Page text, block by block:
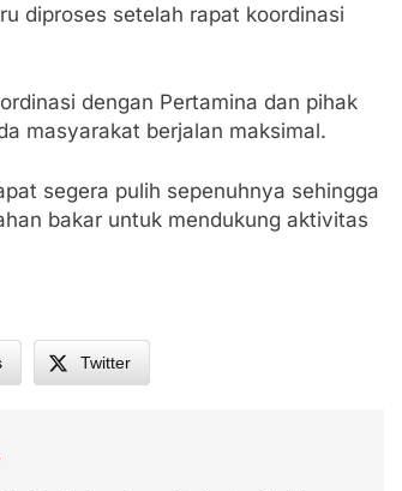
diproses setelah rapat koordinasi
dengan Pertamina dan pihak
masyarakat berjalan maksimal.
segera pulih sepenuhnya sehingga
bakar untuk mendukung aktivitas
Twitter